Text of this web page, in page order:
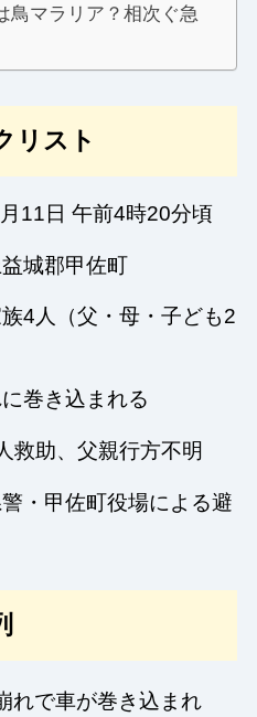
鳥マラリア？相次ぐ急
リスト
11日 午前4時20分頃
城郡甲佐町
4人（父・母・子ども2
巻き込まれる
救助、父親行方不明
・甲佐町役場による避
れで車が巻き込まれ